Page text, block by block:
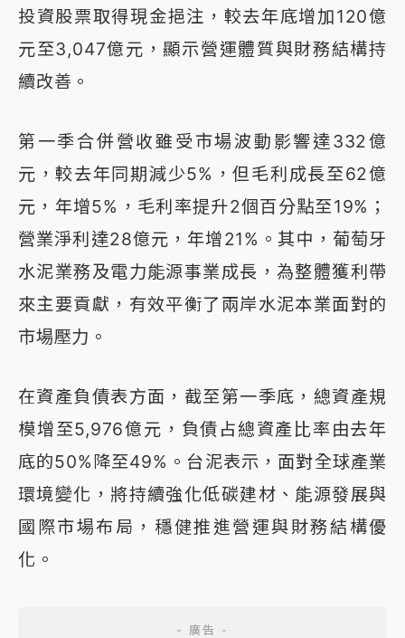
投資股票取得現金挹注，較去年底增加120億
元至3,047億元，顯示營運體質與財務結構持
續改善。
第一季合併營收雖受市場波動影響達332億
元，較去年同期減少5%，但毛利成長至62億
元，年增5%，毛利率提升2個百分點至19%；
營業淨利達28億元，年增21%。其中，葡萄牙
水泥業務及電力能源事業成長，為整體獲利帶
來主要貢獻，有效平衡了兩岸水泥本業面對的
市場壓力。
在資產負債表方面，截至第一季底，總資產規
模增至5,976億元，負債占總資產比率由去年
底的50%降至49%。台泥表示，面對全球產業
環境變化，將持續強化低碳建材、能源發展與
國際市場布局，穩健推進營運與財務結構優
化。